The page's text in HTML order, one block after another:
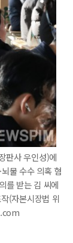
판사 우인성)에
물 수수 의혹 혐
를 받는 김 씨에
(자본시장법 위